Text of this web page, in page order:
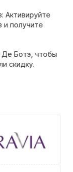
Активируйте
и получите
Де Ботэ, чтобы
скидку.